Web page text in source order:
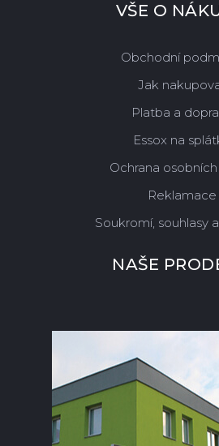
VŠE O
Obchodní
Jak
Platba a
Essox na
Ochrana
Reklamace
Soukromí, souhlasy
NAŠE